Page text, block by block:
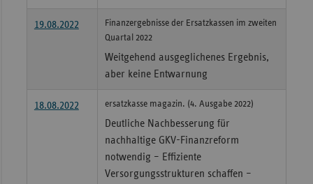
19.08.2022
Finanzergebnisse der Ersatzkassen im zweiten
Quartal 2022
Weitgehend ausgeglichenes Ergebnis,
aber keine Entwarnung
18.08.2022 ersatzkasse magazin. (4. Ausgabe 2022)
Deutliche Nachbesserung für
nachhaltige GKV-Finanzreform
notwendig – Effiziente
Versorgungsstrukturen schaffen –